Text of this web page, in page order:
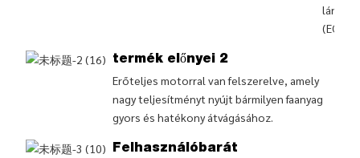
(ECS
termék előnyei 2
Erőteljes motorral van felszerelve, amely
nagy teljesítményt nyújt bármilyen faanyag
gyors és hatékony átvágásához.
Felhasználóbarát